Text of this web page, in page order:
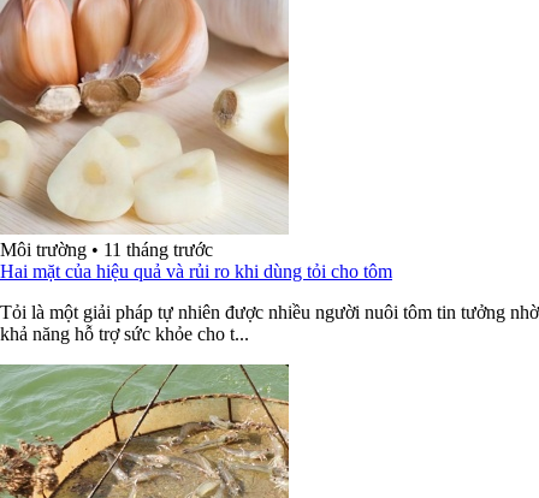
Môi trường • 11 tháng trước
Hai mặt của hiệu quả và rủi ro khi dùng tỏi cho tôm
Tỏi là một giải pháp tự nhiên được nhiều người nuôi tôm tin tưởng nhờ
khả năng hỗ trợ sức khỏe cho t...